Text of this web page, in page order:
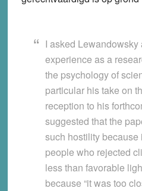
I asked Lewandowsky
experience as a
the psychology of
particular his take on
reception to his
suggested that the
such hostility because
people who rejected
less than favorable
because “it was too